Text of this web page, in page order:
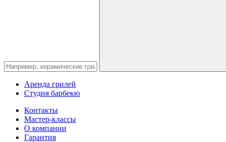
Аренда грилей
Студия барбекю
Контакты
Мастер-классы
О компании
Гарантия